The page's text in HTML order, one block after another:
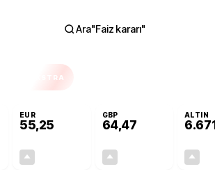
Ara"Faiz kararı"
EKSTRA
EUR
55,25
GBP
64,47
ALTIN
6.671